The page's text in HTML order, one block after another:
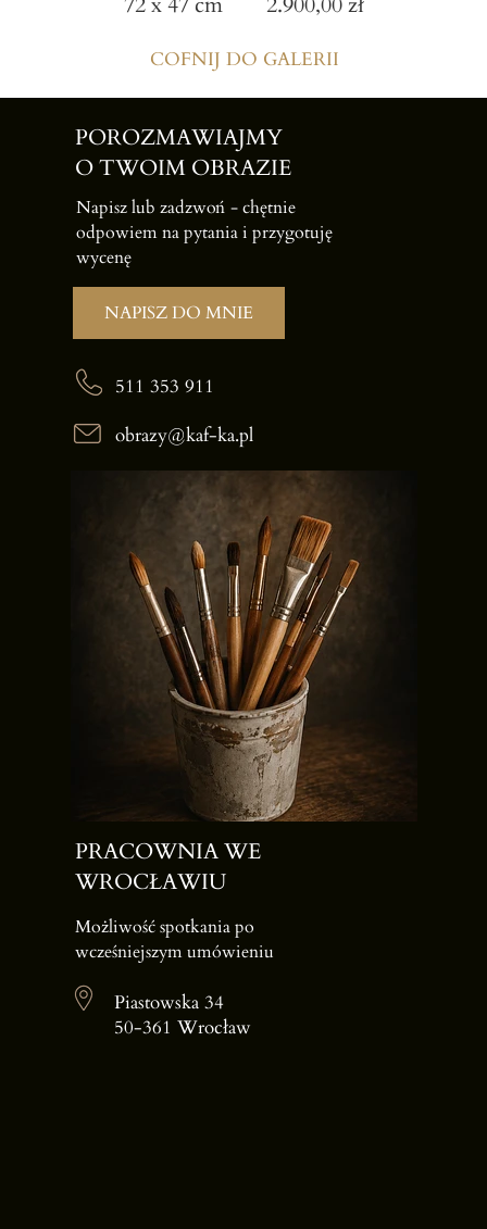
COFNIJ DO GALERII
NAPISZ DO MNIE
Możliwość spotkania po
wcześniejszym umówieniu
Napisz lub zadzwoń -chętnie
odpowiem na pytania i przygotuję
wycenę
PRACOWNIA WE
WROCŁAWIU
POROZMAWIAJMY
O TWOIM OBRAZIE
Piastowska 34
50-361 Wrocław
obrazy@kaf-ka.pl
511 353 911